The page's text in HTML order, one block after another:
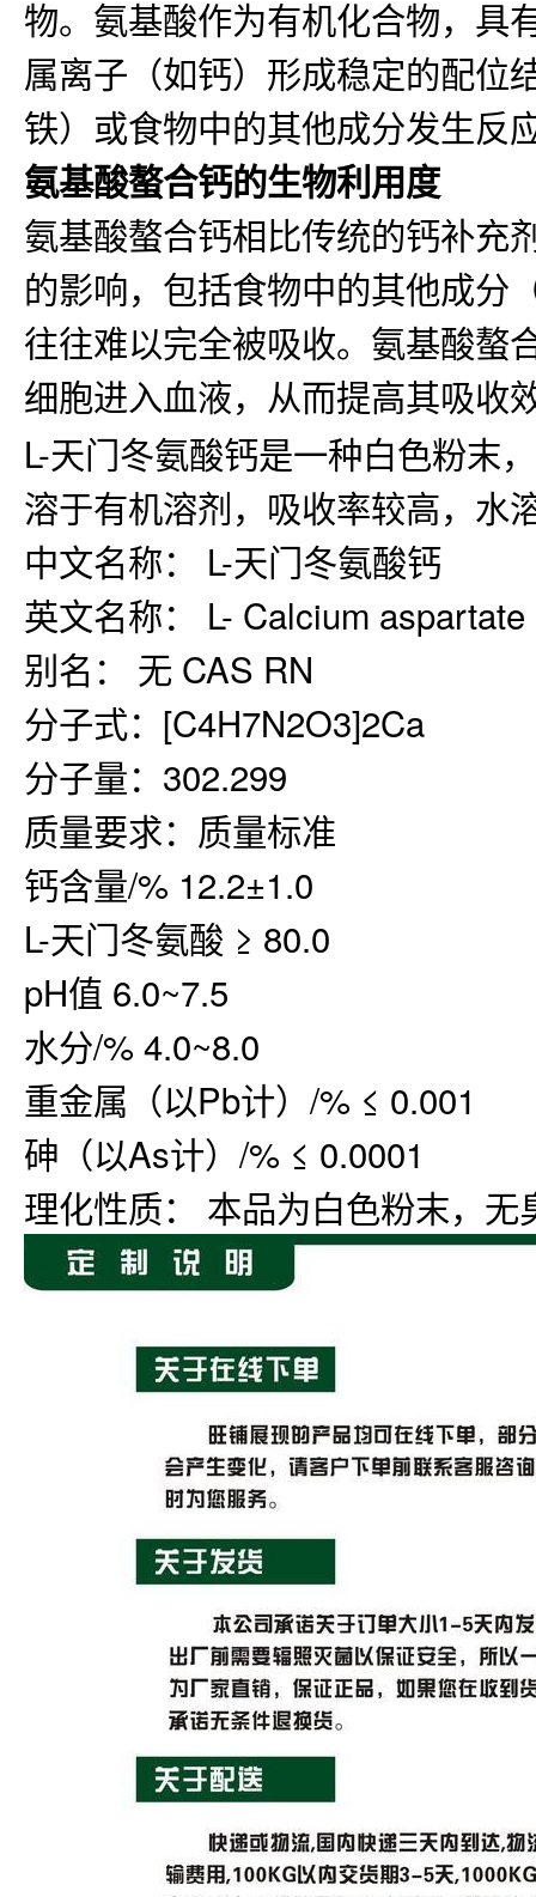
物。氨基酸作为有机化合物，具
属离子（如钙）形成稳定的配位
铁）或食物中的其他成分发生反
氨基酸螯合钙的生物利用度
氨基酸螯合钙相比传统的钙补充
的影响，包括食物中的其他成分
往往难以完全被吸收。氨基酸螯
细胞进入血液，从而提高其吸收
L-天门冬氨酸钙是一种白色粉末
溶于有机溶剂，吸收率较高，水
中文名称： L-天门冬氨酸钙
英文名称： L- Calcium aspartate
别名： 无 CAS RN
分子式：[C4H7N2O3]2Ca
分子量：302.299
质量要求：质量标准
钙含量/% 12.2±1.0
L-天门冬氨酸 ≥ 80.0
pH值 6.0~7.5
水分/% 4.0~8.0
重金属（以Pb计）/% ≤ 0.001
砷（以As计）/% ≤ 0.0001
理化性质： 本品为白色粉末，